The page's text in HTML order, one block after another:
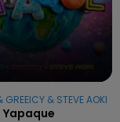
GREEICY & STEVE AOKI
Yapaque